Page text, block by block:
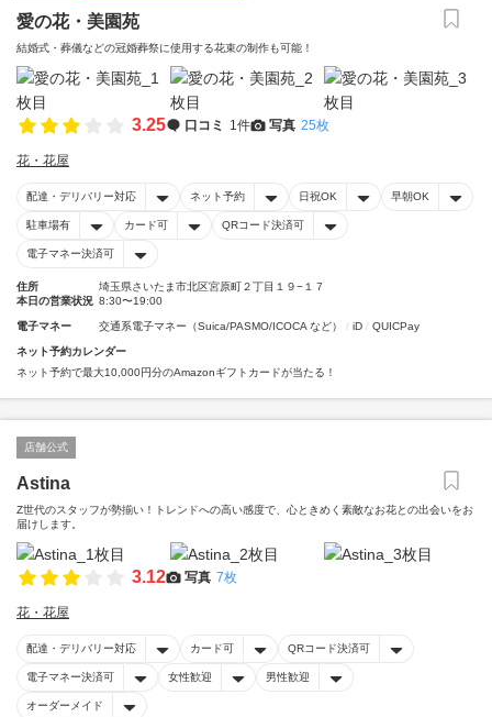
愛の花・美園苑
結婚式・葬儀などの冠婚葬祭に使用する花束の制作も可能！
3.25 口コミ 1件 写真 25枚
花・花屋
配達・デリバリー対応 ネット予約 日祝OK 早朝OK
駐車場有 カード可 QRコード決済可
電子マネー決済可
住所
埼玉県さいたま市北区宮原町２丁目１９−１７
本日の営業状況 8:30〜19:00
電子マネー 交通系電子マネー（Suica/PASMO/ICOCA など） iD QUICPay
ネット予約カレンダー
ネット予約で最大10,000円分のAmazonギフトカードが当たる！
店舗公式
Astina
Z世代のスタッフが勢揃い！トレンドへの高い感度で、心ときめく素敵なお花との出会いをお
届けします。
3.12 写真 7枚
花・花屋
配達・デリバリー対応 カード可 QRコード決済可
電子マネー決済可 女性歓迎 男性歓迎
オーダーメイド